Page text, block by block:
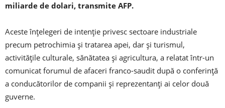
miliarde de dolari, transmite AFP.
Aceste înțelegeri de intenţie privesc sectoare industriale
precum petrochimia şi tratarea apei, dar și turismul,
activităţile culturale, sănătatea şi agricultura, a relatat într-un
comunicat forumul de afaceri franco-saudit după o conferinţă
a conducătorilor de companii şi reprezentanţi ai celor două
guverne.